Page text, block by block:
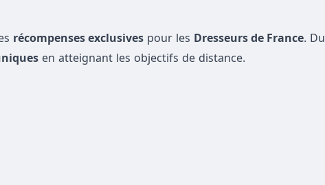
récompenses exclusives pour les Dresseurs de France. Du
en atteignant les objectifs de distance.